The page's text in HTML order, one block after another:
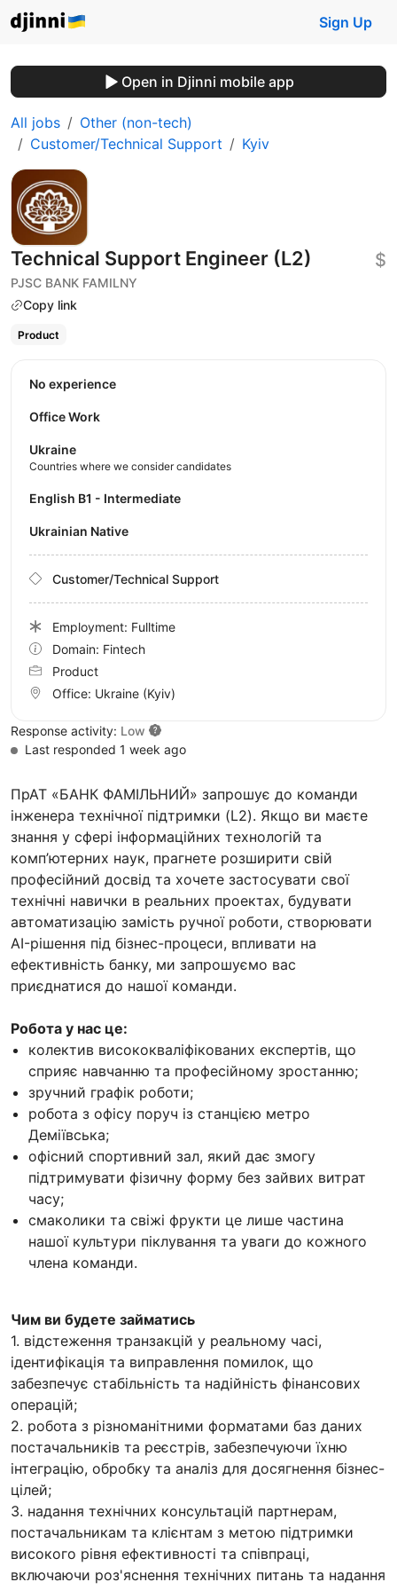
Sign Up
Open in Djinni mobile app
All jobs
Other (non-tech)
Customer/Technical Support
Kyiv
Technical Support Engineer (L2)
PJSC BANK FAMILNY
Copy link
$
Product
ПрАТ «БАНК ФАМІЛЬНИЙ» запрошує до команди
інженера технічної підтримки (L2). Якщо ви маєте
знання у сфері інформаційних технологій та
комп’ютерних наук, прагнете розширити свій
професійний досвід та хочете застосувати свої
технічні навички в реальних проектах, будувати
автоматизацію замість ручної роботи, створювати
AI-рішення під бізнес-процеси, впливати на
ефективність банку, ми запрошуємо вас
приєднатися до нашої команди.
Робота у нас це:
колектив висококваліфікованих експертів, що
сприяє навчанню та професійному зростанню;
зручний графік роботи;
робота з офісу поруч із станцією метро
Деміївська;
офісний спортивний зал, який дає змогу
підтримувати фізичну форму без зайвих витрат
часу;
смаколики та свіжі фрукти це лише частина
нашої культури піклування та уваги до кожного
члена команди.
Чим ви будете займатись
1. відстеження транзакцій у реальному часі,
ідентифікація та виправлення помилок, що
забезпечує стабільність та надійність фінансових
операцій;
2. робота з різноманітними форматами баз даних
постачальників та реєстрів, забезпечуючи їхню
інтеграцію, обробку та аналіз для досягнення бізнес-
цілей;
3. надання технічних консультацій партнерам,
постачальникам та клієнтам з метою підтримки
високого рівня ефективності та співпраці,
включаючи роз'яснення технічних питань та надання
No experience
Office Work
Ukraine
Countries where we consider candidates
English B1 - Intermediate
Ukrainian Native
Customer/Technical Support
Employment: Fulltime
Domain: Fintech
Product
Office: Ukraine (Kyiv)
Response activity: Low
Last responded 1 week ago